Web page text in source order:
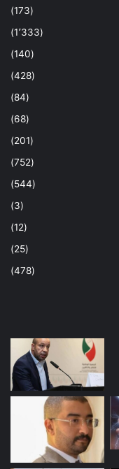
(173)
(1٬333)
(140)
(428)
(84)
(68)
(201)
(752)
(544)
(3)
(12)
(25)
(478)